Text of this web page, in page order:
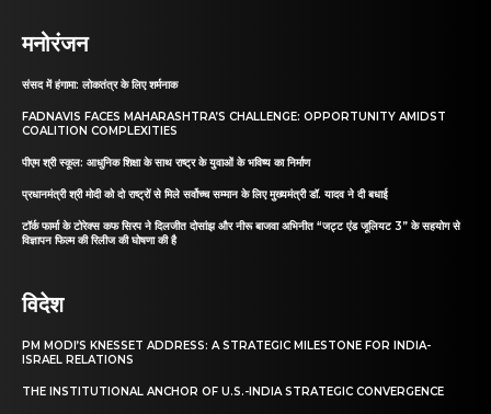
मनोरंजन
संसद में हंगामा: लोकतंत्र के लिए शर्मनाक
FADNAVIS FACES MAHARASHTRA’S CHALLENGE: OPPORTUNITY AMIDST
COALITION COMPLEXITIES
पीएम श्री स्कूल: आधुनिक शिक्षा के साथ राष्ट्र के युवाओं के भविष्य का निर्माण
प्रधानमंत्री श्री मोदी को दो राष्ट्रों से मिले सर्वोच्च सम्मान के लिए मुख्यमंत्री डॉ. यादव ने दी बधाई
टॉर्क फार्मा के टोरेक्स कफ सिरप ने दिलजीत दोसांझ और नीरू बाजवा अभिनीत “जट्ट एंड जूलियट 3” के सहयोग से
विज्ञापन फिल्म की रिलीज की घोषणा की है
विदेश
PM MODI’S KNESSET ADDRESS: A STRATEGIC MILESTONE FOR INDIA-
ISRAEL RELATIONS
THE INSTITUTIONAL ANCHOR OF U.S.-INDIA STRATEGIC CONVERGENCE